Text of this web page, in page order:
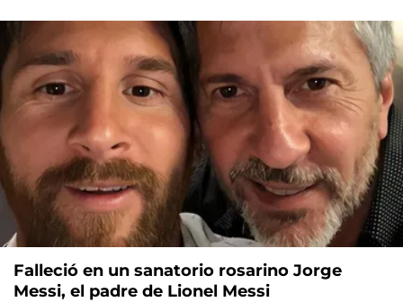
Falleció en un sanatorio rosarino Jorge
Messi, el padre de Lionel Messi